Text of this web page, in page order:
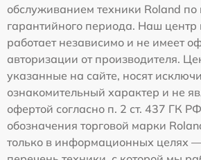
обслуживанием техники Roland по
гарантийного периода. Наш
работает независимо и не имеет
авторизации от производителя.
указанные на сайте, носят
ознакомительный характер и не
офертой согласно п. 2 ст. 437 ГК
обозначения торговой марки
только в информационных целях